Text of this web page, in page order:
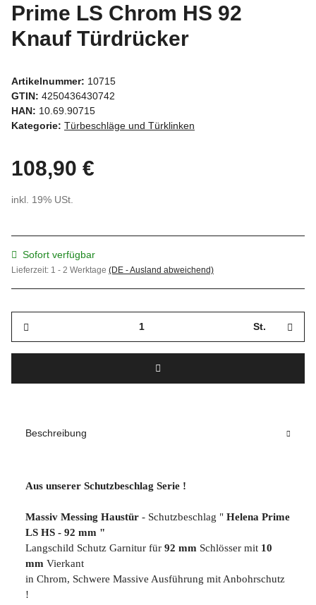
Prime LS Chrom HS 92
Knauf Türdrücker
Artikelnummer: 10715
GTIN: 4250436430742
HAN: 10.69.90715
Kategorie: Türbeschläge und Türklinken
108,90 €
inkl. 19% USt.
Sofort verfügbar
Lieferzeit: 1 - 2 Werktage (DE - Ausland abweichend)
St.
Beschreibung
Aus unserer Schutzbeschlag Serie !
Massiv Messing Haustür - Schutzbeschlag " Helena Prime
LS HS - 92 mm "
Langschild Schutz Garnitur für 92 mm Schlösser mit 10
mm Vierkant
in Chrom, Schwere Massive Ausführung mit Anbohrschutz
!